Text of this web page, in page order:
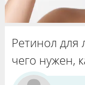
Ретинол для
чего нужен,